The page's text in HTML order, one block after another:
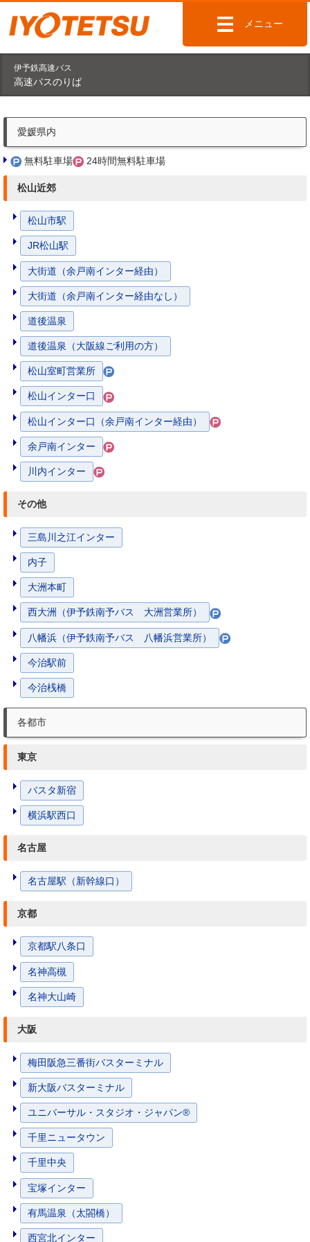
メニュー
伊予鉄高速バス
高速バスのりば
愛媛県内
無料駐車場 24時間無料駐車場
松山近郊
松山市駅
JR松山駅
大街道（余戸南インター経由）
大街道（余戸南インター経由なし）
道後温泉
道後温泉（大阪線ご利用の方）
松山室町営業所
松山インター口
松山インター口（余戸南インター経由）
余戸南インター
川内インター
その他
三島川之江インター
内子
大洲本町
西大洲（伊予鉄南予バス 大洲営業所）
八幡浜（伊予鉄南予バス 八幡浜営業所）
今治駅前
今治桟橋
各都市
東京
バスタ新宿
横浜駅西口
名古屋
名古屋駅（新幹線口）
京都
京都駅八条口
名神高槻
名神大山崎
大阪
梅田阪急三番街バスターミナル
新大阪バスターミナル
ユニバーサル・スタジオ・ジャパン®
千里ニュータウン
千里中央
宝塚インター
有馬温泉（太閤橋）
西宮北インター